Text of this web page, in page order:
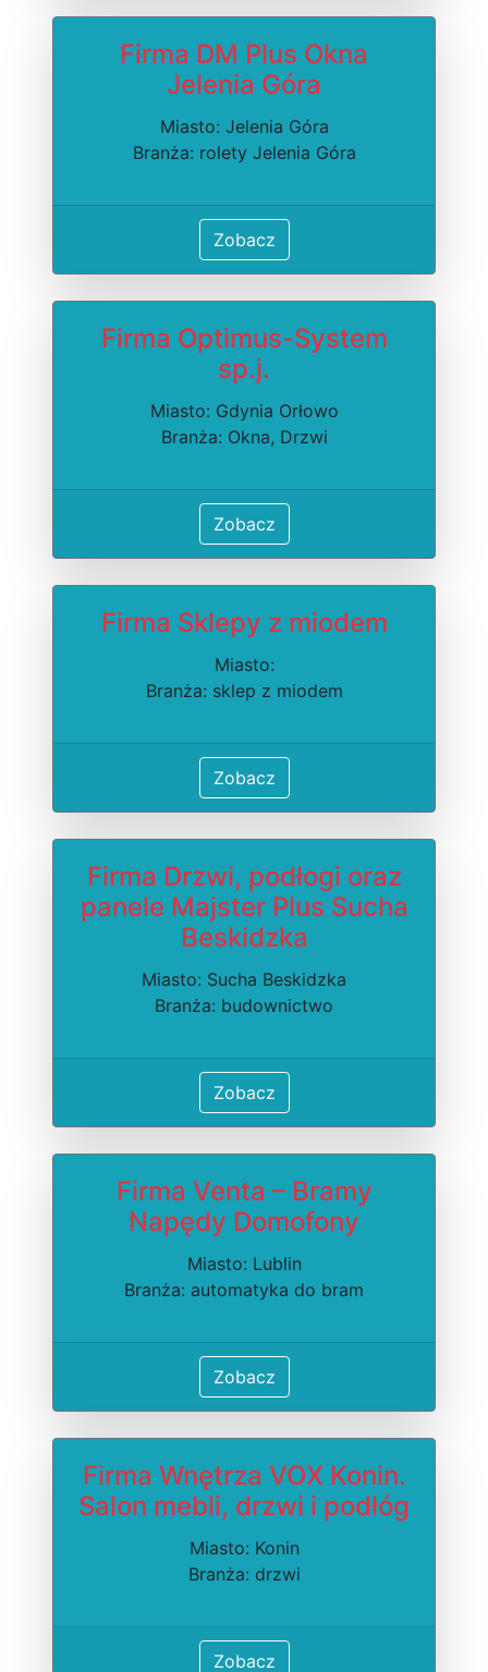
Firma DM Plus Okna
Jelenia Góra
Miasto: Jelenia Góra
Branża: rolety Jelenia Góra
Zobacz
Firma Optimus-System
sp.j.
Miasto: Gdynia Orłowo
Branża: Okna, Drzwi
Zobacz
Firma Sklepy z miodem
Miasto:
Branża: sklep z miodem
Zobacz
Firma Drzwi, podłogi oraz
panele Majster Plus Sucha
Beskidzka
Miasto: Sucha Beskidzka
Branża: budownictwo
Zobacz
Firma Venta – Bramy
Napędy Domofony
Miasto: Lublin
Branża: automatyka do bram
Zobacz
Firma Wnętrza VOX Konin.
Salon mebli, drzwi i podłóg
Miasto: Konin
Branża: drzwi
Zobacz